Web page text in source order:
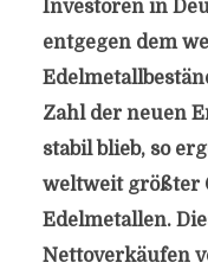
Investoren in
entgegen dem
Zahl der neuen
stabil blieb, so
weltweit größter
Edelmetallen.
Nettoverkäufen